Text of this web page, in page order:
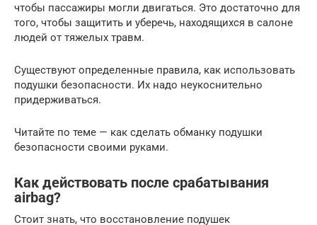
чтобы пассажиры могли двигаться. Это достаточно для
того, чтобы защитить и уберечь, находящихся в салоне
людей от тяжелых травм.
Существуют определенные правила, как использовать
подушки безопасности. Их надо неукоснительно
придерживаться.
Читайте по теме — как сделать обманку подушки
безопасности своими руками.
Как действовать после срабатывания
airbag?
Стоит знать, что восстановление подушек